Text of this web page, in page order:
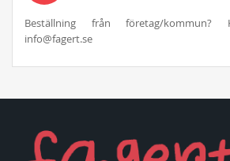
Beställning från företag/
info@fagert.se